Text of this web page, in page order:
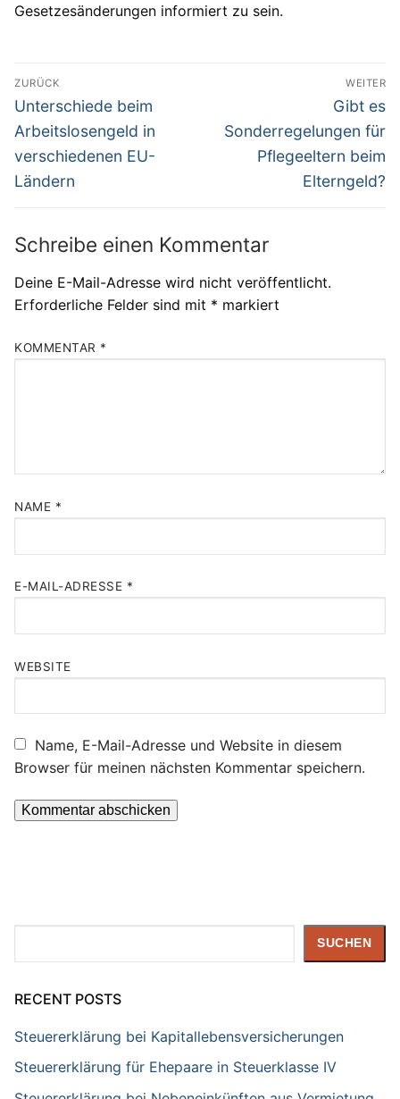
Gesetzesänderungen informiert zu sein.
Beitragsnavigation
ZURÜCK
Vorheriger
Beitrag:
Unterschiede beim
Arbeitslosengeld in
verschiedenen EU-
Ländern
WEITER
Nächster
Beitrag:
Gibt es
Sonderregelungen für
Pflegeeltern beim
Elterngeld?
Schreibe einen Kommentar
Deine E-Mail-Adresse wird nicht veröffentlicht.
Erforderliche Felder sind mit * markiert
KOMMENTAR *
NAME *
E-MAIL-ADRESSE *
WEBSITE
Name, E-Mail-Adresse und Website in diesem
Browser für meinen nächsten Kommentar speichern.
SUCHEN
RECENT POSTS
Steuererklärung bei Kapitallebensversicherungen
Steuererklärung für Ehepaare in Steuerklasse IV